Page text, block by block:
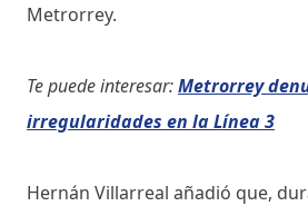
Metrorrey.
Te puede interesar:Metrorrey
irregularidades en la Línea 3
Hernán Villarreal añadió que,